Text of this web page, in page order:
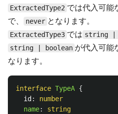
ExtractedType2 では代入可能
で、
never となります。
ExtractedType3 では string |
string | boolean が代入可能
なります。
interface TypeA {
id :
number
name:
string